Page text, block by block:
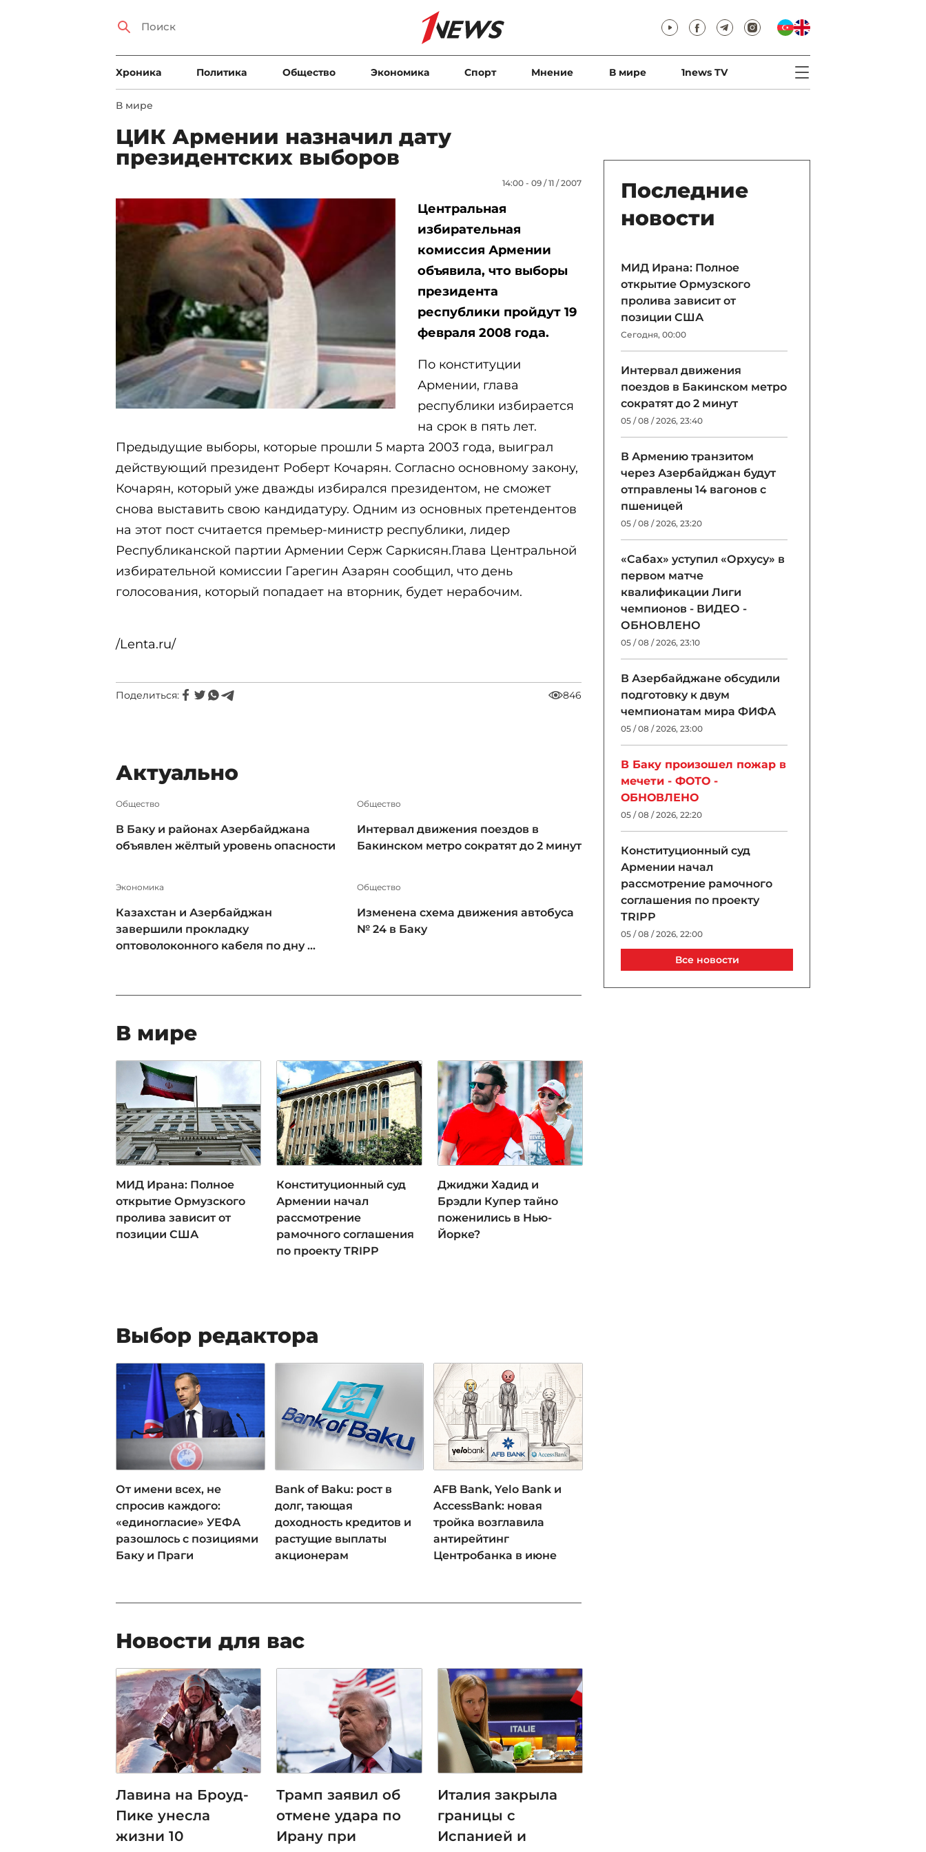
Xроника Политика Общество Экономика Спорт Мнение В мире 1news TV
В мире
ЦИК Армении назначил дату
президентских выборов
14:00 - 09 / 11 / 2007
Центральная
избирательная
комиссия Армении
объявила, что выборы
президента
республики пройдут 19
февраля 2008 года.
По конституции
Армении, глава
республики избирается
на срок в пять лет.
Предыдущие выборы, которые прошли 5 марта 2003 года, выиграл
действующий президент Роберт Кочарян. Согласно основному закону,
Кочарян, который уже дважды избирался президентом, не сможет
снова выставить свою кандидатуру. Одним из основных претендентов
на этот пост считается премьер-министр республики, лидер
Республиканской партии Армении Серж Саркисян.Глава Центральной
избирательной комиссии Гарегин Азарян сообщил, что день
голосования, который попадает на вторник, будет нерабочим.
/Lenta.ru/
Поделиться: 846
Актуально
Общество
В Баку и районах Азербайджана
объявлен жёлтый уровень опасности
Общество
Интервал движения поездов в
Бакинском метро сократят до 2 минут
Экономика
Казахстан и Азербайджан
завершили прокладку
оптоволоконного кабеля по дну ...
Общество
Изменена схема движения автобуса
№ 24 в Баку
В мире
МИД Ирана: Полное
открытие Ормузского
пролива зависит от
позиции США
Конституционный суд
Армении начал
рассмотрение
рамочного соглашения
по проекту TRIPP
Джиджи Хадид и
Брэдли Купер тайно
поженились в Нью-
Йорке?
Выбор редактора
От имени всех, не
спросив каждого:
«единогласие» УЕФА
разошлось с позициями
Баку и Праги
Bank of Baku: рост в
долг, тающая
доходность кредитов и
растущие выплаты
акционерам
AFB Bank, Yelo Bank и
AccessBank: новая
тройка возглавила
антирейтинг
Центробанка в июне
Новости для вас
Лавина на Броуд-
Пике унесла
жизни 10
Трамп заявил об
отмене удара по
Ирану при
Италия закрыла
границы с
Испанией и
Последние
новости
МИД Ирана: Полное
открытие Ормузского
пролива зависит от
позиции США
Сегодня, 00:00
Интервал движения
поездов в Бакинском метро
сократят до 2 минут
05 / 08 / 2026, 23:40
В Армению транзитом
через Азербайджан будут
отправлены 14 вагонов с
пшеницей
05 / 08 / 2026, 23:20
«Сабах» уступил «Орхусу» в
первом матче
квалификации Лиги
чемпионов - ВИДЕО -
ОБНОВЛЕНО
05 / 08 / 2026, 23:10
В Азербайджане обсудили
подготовку к двум
чемпионатам мира ФИФА
05 / 08 / 2026, 23:00
В Баку произошел пожар в
мечети - ФОТО -
ОБНОВЛЕНО
05 / 08 / 2026, 22:20
Конституционный суд
Армении начал
рассмотрение рамочного
соглашения по проекту
TRIPP
05 / 08 / 2026, 22:00
Джиджи Хадид и Брэдли
Купер тайно поженились в
Все новости